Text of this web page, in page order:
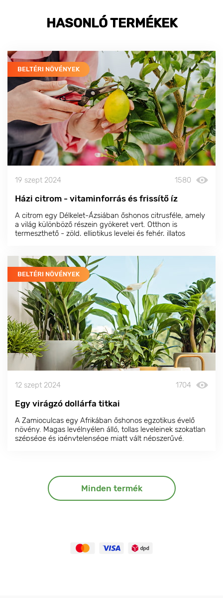
HASONLÓ TERMÉKEK
BELTÉRI NÖVÉNYEK
19 szept 2024 1580
Házi citrom - vitaminforrás és frissítő íz
A citrom egy Délkelet-Ázsiában őshonos citrusféle, amely
a világ különböző részein gyökeret vert. Otthon is
termeszthető - zöld, elliptikus levelei és fehér, illatos
BELTÉRI NÖVÉNYEK
12 szept 2024 1704
Egy virágzó dollárfa titkai
A Zamioculcas egy Afrikában őshonos egzotikus évelő
növény. Magas levélnyélen álló, tollas leveleinek szokatlan
szépsége és igénytelensége miatt vált népszerűvé.
Minden termék